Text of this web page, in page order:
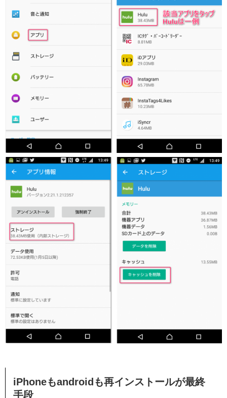
iPhoneもandroidも再インストールが最終
手段